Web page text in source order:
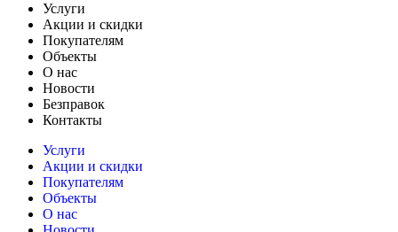
Услуги
Акции и скидки
Покупателям
Объекты
О нас
Новости
Безправок
Контакты
Услуги
Акции и скидки
Покупателям
Объекты
О нас